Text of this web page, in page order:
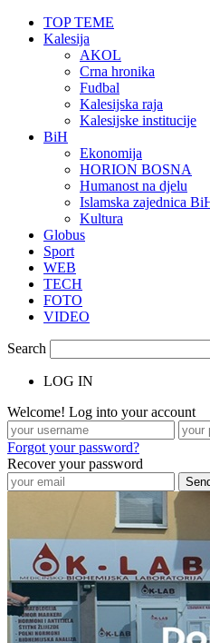
TOP TEME
Kalesija
AKOL
Crna hronika
Fudbal
Kalesijska raja
Kalesijske institucije
BiH
Ekonomija
HORION BOSNA
Humanost na djelu
Islamska zajednica
Kultura
Globus
Sport
WEB
TECH
FOTO
VIDEO
Search
LOG IN
Welcome! Log into your account
Forgot your password?
Recover your password